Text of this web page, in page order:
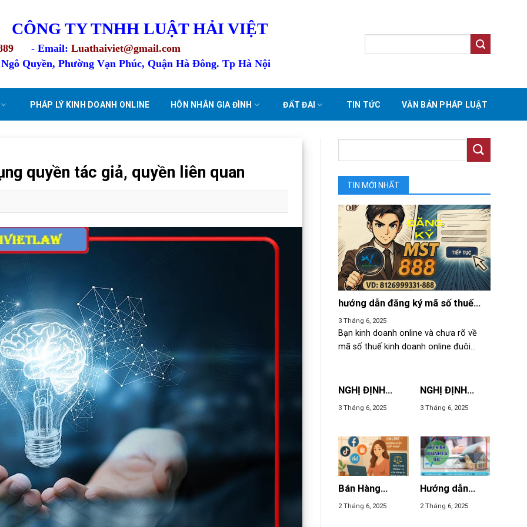
CÔNG TY TNHH LUẬT HẢI VIỆT
- Email: Luathaiviet@gmail.com
Quyền, Phường Vạn Phúc, Quận Hà Đông. Tp Hà Nội
PHÁP LÝ KINH DOANH ONLINE HÔN NHÂN GIA ĐÌNH ĐẤT ĐAI TIN TỨC VĂN BẢN PHÁP LUẬT
quyền tác giả, quyền liên quan
TIN MỚI NHẤT
hướng dẫn đăng ký mã số thuế
3 Tháng 6, 2025
Bạn kinh doanh online và chưa rõ về
mã số thuế kinh doanh online đuôi...
NGHỊ ĐỊNH
CP VỀ HOẠT
MẠI MỘT CÁCH
ĐỘC LẬP
THƯỜNG
XUYÊN KHÔNG
PHẢI ĐĂNG KÝ
KINH DOANH
3 Tháng 6, 2025
NGHỊ ĐỊNH
CP VỀ THƯƠNG
3 Tháng 6, 2025
Bán Hàng
đăng Ký Kinh
2 Tháng 6, 2025
Hướng dẫn
kinh doanh cá
2 Tháng 6, 2025